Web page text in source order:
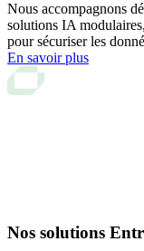
Nous accompagnons
solutions IA
pour sécuriser les
En savoir plus
Nos solutions